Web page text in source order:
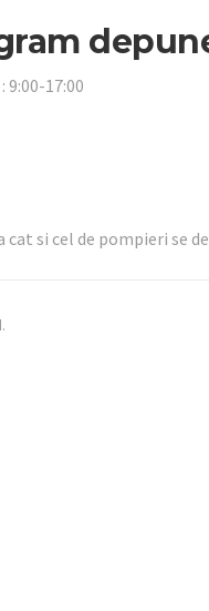
9:00-17:00
cat si cel de pompieri se